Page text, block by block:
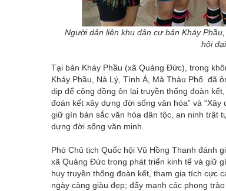
Người dân liên khu dân cư bản Kháy
hội
Tại bản Kháy Phầu (xã Quảng Đức), trong
Kháy Phầu, Nà Lý, Tình Á, Mả Thàu Phố đã
dịp để cộng đồng ôn lại truyền thống đoàn
đoàn kết xây dựng đời sống văn hóa” và
giữ gìn bản sắc văn hóa dân tộc, an ninh trật
dựng đời sống văn minh.
Phó Chủ tịch Quốc hội Vũ Hồng Thanh đánh
xã Quảng Đức trong phát triển kinh tế và giữ
huy truyền thống đoàn kết, tham gia tích cực
ngày càng giàu đẹp; đẩy mạnh các phong